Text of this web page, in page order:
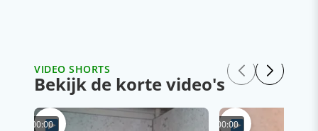
VIDEO SHORTS
Bekijk de korte video's
00:00 00:00